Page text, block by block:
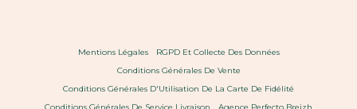
Mentions Légales
RGPD Et Collecte Des Données
Conditions Générales De Vente
Conditions Générales D'Utilisation De La Carte De Fidélité